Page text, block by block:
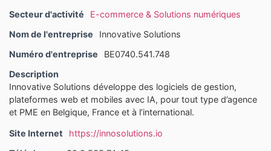
Secteur d'activité
E-commerce & Solutions numériques
Nom de l'entreprise
Innovative Solutions
Numéro d'entreprise
BE0740.541.748
Description
Innovative Solutions développe des logiciels de gestion,
plateformes web et mobiles avec IA, pour tout type d’agence
et PME en Belgique, France et à l’international.
Site Internet
https://innosolutions.io